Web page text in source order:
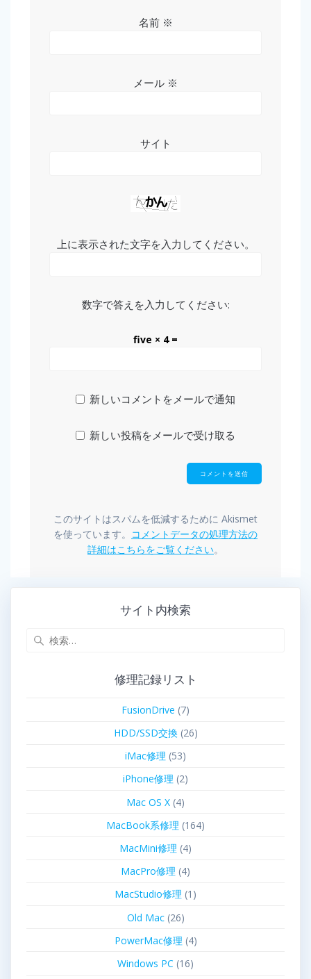
名前 ※
メール ※
サイト
上に表示された文字を入力してください。
数字で答えを入力してください:
five × 4 =
新しいコメントをメールで通知
新しい投稿をメールで受け取る
このサイトはスパムを低減するために Akismet
を使っています。 コメントデータの処理方法の
詳細はこちらをご覧ください。
サイト内検索
修理記録リスト
FusionDrive (7)
HDD/SSD交換(26)
iMac修理 (53)
iPhone修理 (2)
Mac OS X (4)
MacBook系修理 (164)
MacMini修理 (4)
MacPro修理 (4)
MacStudio修理 (1)
Old Mac(26)
PowerMac修理 (4)
Windows PC (16)